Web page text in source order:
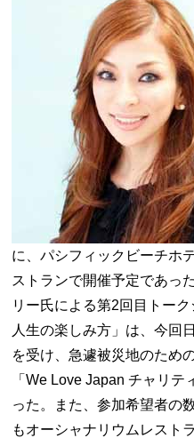
に、パシフィックビーチホ
ストランで開催予定であっ
リー氏による第2回目トー
人生の楽しみ方」は、今回
を受け、急遽被災地のため
「We Love Japan チャリ
った。また、参加希望者の
もオーシャナリウムレスト